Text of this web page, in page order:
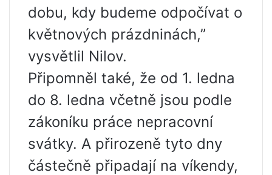
dobu, kdy budeme odpočívat o
květnových prázdninách,”
vysvětlil Nilov.
Připomněl také, že od 1. ledna
do 8. ledna včetně jsou podle
zákoníku práce nepracovní
svátky. A přirozeně tyto dny
částečně připadají na víkendy,